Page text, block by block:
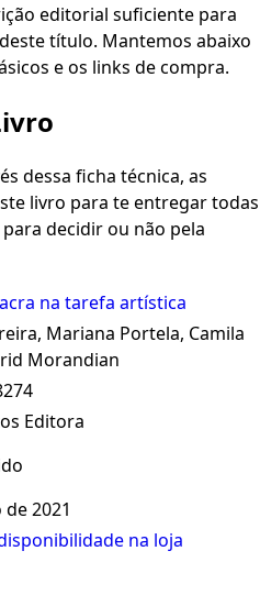
editorial suficiente para
título. Mantemos abaixo
e os links de compra.
dessa ficha técnica, as
livro para te entregar todas
decidir ou não pela
na tarefa artística
Mariana Portela, Camila
Morandian
Editora
2021
na loja